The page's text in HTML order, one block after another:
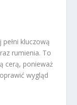
kluczową
rumienia. To
cerą, ponieważ
wygląd